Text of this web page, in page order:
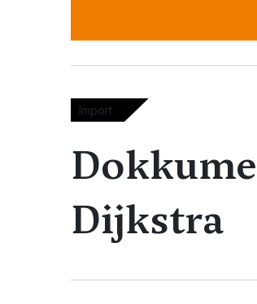
Import
Dijkstra